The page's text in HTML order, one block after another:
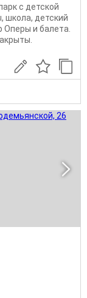
с детской
школа, детский
и балета.